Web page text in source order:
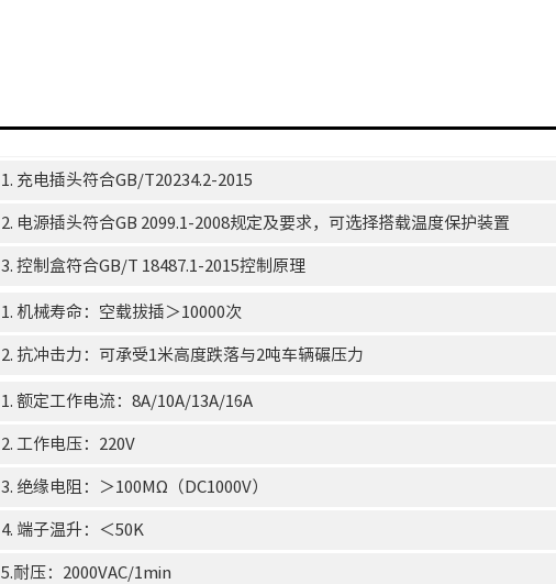
1. 充电插头符合GB/T20234.2-2015
2. 电源插头符合GB 2099.1-2008规定及要求，可选择搭载温度保护装置
3. 控制盒符合GB/T 18487.1-2015控制原理
1. 机械寿命：空载拔插＞10000次
2. 抗冲击力：可承受1米高度跌落与2吨车辆碾压力
1. 额定工作电流：8A/10A/13A/16A
2. 工作电压：220V
3. 绝缘电阻：＞100MΩ（DC1000V）
4. 端子温升：＜50K
5.耐压：2000VAC/1min